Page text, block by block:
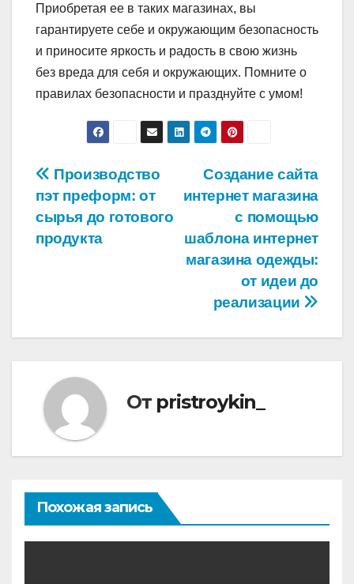
Приобретая ее в таких магазинах, вы
гарантируете себе и окружающим безопасность
и приносите яркость и радость в свою жизнь
без вреда для себя и окружающих. Помните о
правилах безопасности и празднуйте с умом!
Навигация
по
записям
Создание сайта
интернет магазина
с помощью
шаблона интернет
магазина одежды:
от идеи до
реализации
Производство
пэт преформ: от
сырья до готового
продукта
От pristroykin_
Похожая запись